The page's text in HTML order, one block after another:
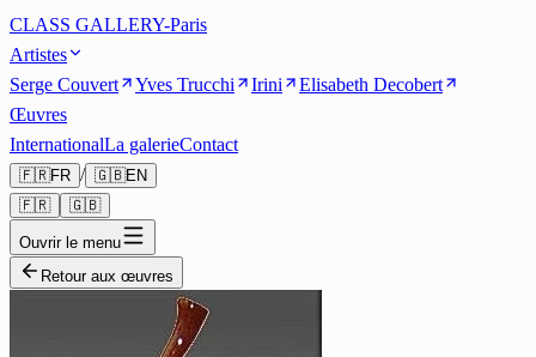
CLASS GALLERY-Paris
Artistes
Serge Couvert
Yves Trucchi Irini
Elisabeth Decobert
Œuvres
InternationalLa galerieContact
🇫🇷FR / 🇬🇧EN
🇫🇷
🇬🇧
Ouvrir le menu
Retour aux œuvres